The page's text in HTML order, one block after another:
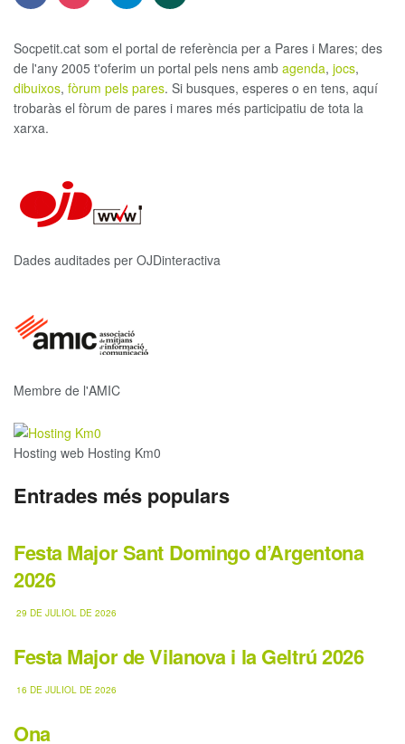
Socpetit.cat som el portal de referència per a Pares i Mares; des
de l'any 2005 t'oferim un portal pels nens amb agenda, jocs,
dibuixos, fòrum pels pares. Si busques, esperes o en tens, aquí
trobaràs el fòrum de pares i mares més participatiu de tota la
xarxa.
Dades auditades per OJDinteractiva
Membre de l'AMIC
Hosting web Hosting Km0
Entrades més populars
Festa Major Sant Domingo d’Argentona
2026
29 DE JULIOL DE 2026
Festa Major de Vilanova i la Geltrú 2026
16 DE JULIOL DE 2026
Ona